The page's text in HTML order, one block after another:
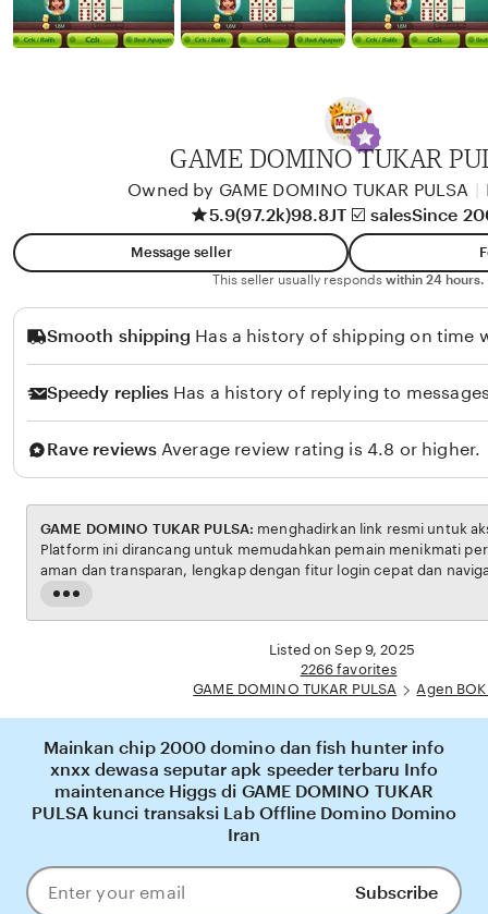
b
l
o
GAME DOMINO TUKAR
Owned by GAME DOMINO TUKAR PULSA
5.9(97.2k)98.8JT ☑️ salesSince
Message seller
This seller usually responds within 24 hours.
Smooth shipping Has a history of shipping on time
Speedy replies Has a history of replying to
Rave reviews Average review rating is 4.8 or higher.
Read
the
GAME DOMINO TUKAR PULSA:
Platform ini dirancang untuk memudahkan pemain menikmati permainan BOKEP dengan
aman dan transparan, lengkap dengan fitur login cepat dan navigasi yang ramah
pengguna. Setiap transaksi dijamin aman, sementara update hasil dan informasi
terpercaya, menjadikannya
Listed on Sep 9, 2025
2266 favorites
GAME DOMINO TUKAR PULSA
Agen
Mainkan chip 2000 domino dan fish hunter info
xnxx dewasa seputar apk speeder terbaru Info
maintenance Higgs di GAME DOMINO TUKAR
PULSA kunci transaksi Lab Offline Domino Domino
Iran
Enter
Subscribe